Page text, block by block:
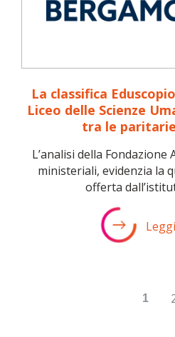
La classifica
Liceo delle Scienze
tra le
L’analisi della Fondazione
ministeriali, evidenzia la
offerta
1